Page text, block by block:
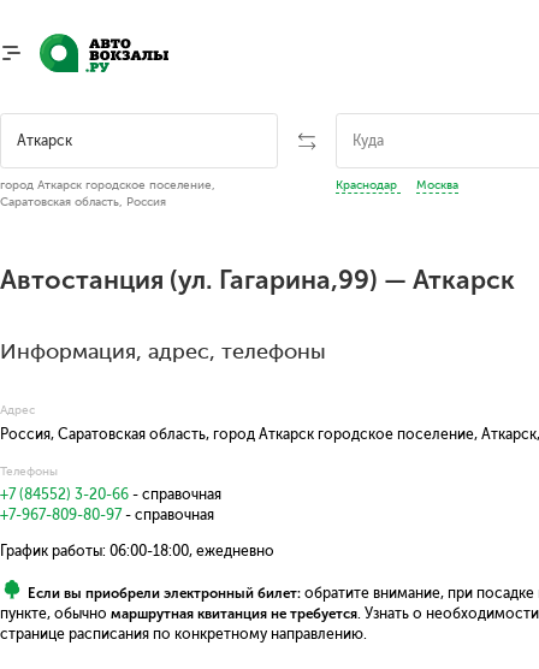
город Аткарск городское поселение,
Саратовская область, Россия
Краснодар Москва
Автостанция (ул. Гагарина,99) — Аткарск
Информация, адрес, телефоны
Адрес
Россия, Саратовская область, город Аткарск городское поселение,
Телефоны
+7 (84552) 3-20-66 - справочная
+7-967-809-80-97- справочная
График работы: 06:00-18:00, ежедневно
Если вы приобрели электронный билет: обратите внимание, при
пункте, обычно маршрутная квитанция не требуется. Узнать о
странице расписания по конкретному направлению.